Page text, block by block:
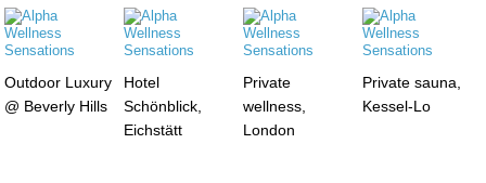
Outdoor Luxury
@ Beverly Hills
Hotel
Schönblick,
Eichstätt
Private
wellness,
London
Private sauna,
Kessel-Lo